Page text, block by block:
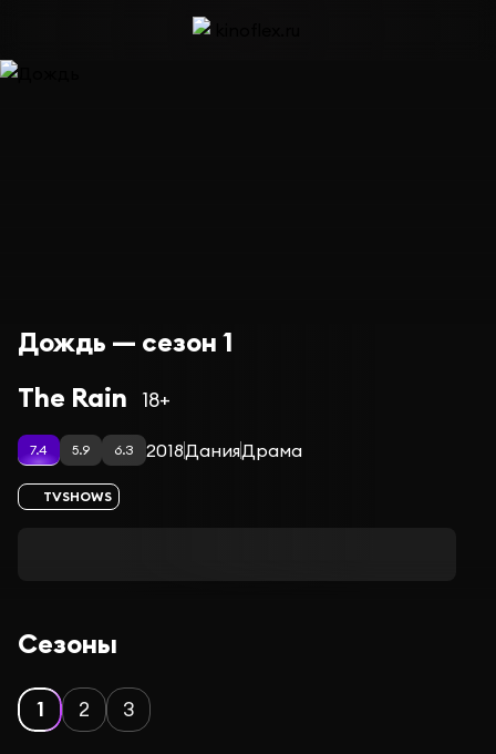
Дождь — сезон 1
The Rain
18+
7.4 5.9 6.3 2018ДанияДрама
TVSHOWS
Сезоны
1 2 3